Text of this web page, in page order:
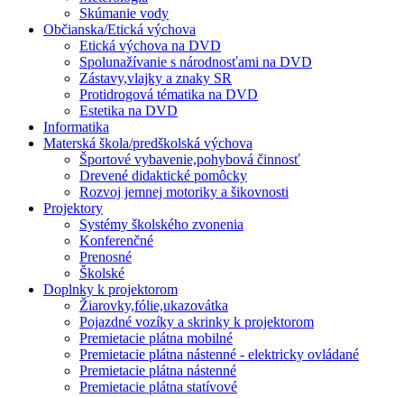
Skúmanie vody
Občianska/Etická výchova
Etická výchova na DVD
Spolunažívanie s národnosťami na DVD
Zástavy,vlajky a znaky SR
Protidrogová tématika na DVD
Estetika na DVD
Informatika
Materská škola/predškolská výchova
Športové vybavenie,pohybová činnosť
Drevené didaktické pomôcky
Rozvoj jemnej motoriky a šikovnosti
Projektory
Systémy školského zvonenia
Konferenčné
Prenosné
Školské
Doplnky k projektorom
Žiarovky,fólie,ukazovátka
Pojazdné vozíky a skrinky k projektorom
Premietacie plátna mobilné
Premietacie plátna nástenné - elektricky ovládané
Premietacie plátna nástenné
Premietacie plátna statívové